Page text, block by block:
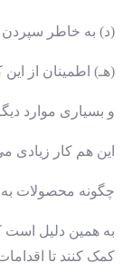
(د) به خاطر سپردن
(هـ) اطمینان از
و بسیاری موارد
این هم کار زیادی
چگونه محصولات به
به همین دلیل
کمک کنند تا